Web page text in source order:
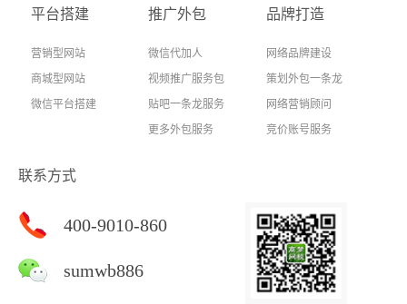
平台搭建
营销型网站
商城型网站
微信平台搭建
推广外包
微信代加人
视频推广服务包
贴吧一条龙服务
更多外包服务
品牌打造
网络品牌建设
策划外包一条龙
网络营销顾问
竞价账号服务
联系方式
400-9010-860
sumwb886